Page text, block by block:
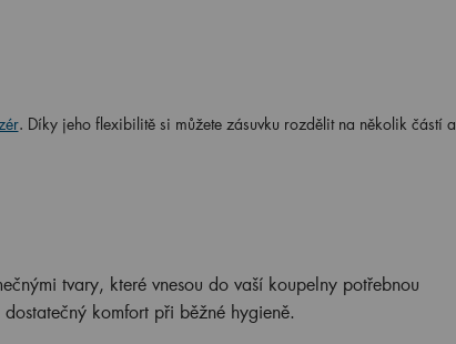
. Díky jeho flexibilitě si můžete zásuvku rozdělit na několik částí a
tvary, které vnesou do vaší koupelny potřebnou
komfort při běžné hygieně.